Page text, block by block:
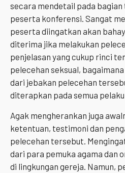
secara mendetail pada
peserta konferensi. Sangat
peserta diingatkan akan
diterima jika melakukan
penjelasan yang cukup rinci
pelecehan seksual,
dari jebakan pelecehan
diterapkan pada semua
Agak mengherankan juga
ketentuan, testimoni dan
pelecehan tersebut.
dari para pemuka agama dan
di lingkungan gereja. Namun,